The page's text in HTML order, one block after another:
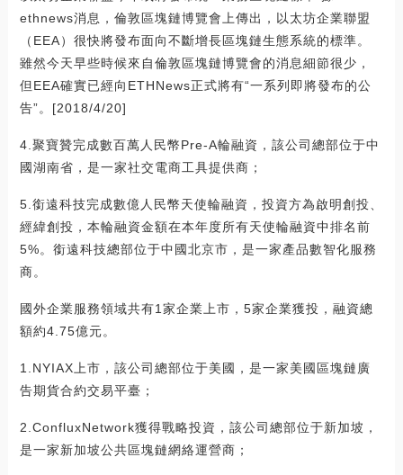
ethnews消息，倫敦區塊鏈博覽會上傳出，以太坊企業聯盟
（EEA）很快將發布面向不斷增長區塊鏈生態系統的標準。
雖然今天早些時候來自倫敦區塊鏈博覽會的消息細節很少，
但EEA確實已經向ETHNews正式將有“一系列即將發布的公
告”。[2018/4/20]
4.聚寶贊完成數百萬人民幣Pre-A輪融資，該公司總部位于中
國湖南省，是一家社交電商工具提供商；
5.銜遠科技完成數億人民幣天使輪融資，投資方為啟明創投、
經緯創投，本輪融資金額在本年度所有天使輪融資中排名前
5%。銜遠科技總部位于中國北京市，是一家產品數智化服務
商。
國外企業服務領域共有1家企業上市，5家企業獲投，融資總
額約4.75億元。
1.NYIAX上市，該公司總部位于美國，是一家美國區塊鏈廣
告期貨合約交易平臺；
2.ConfluxNetwork獲得戰略投資，該公司總部位于新加坡，
是一家新加坡公共區塊鏈網絡運營商；